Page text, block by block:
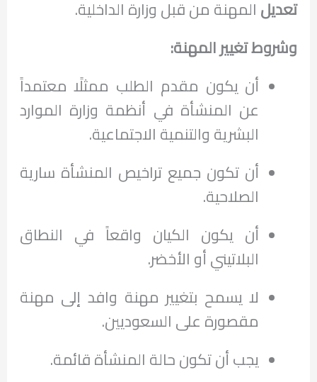
تعديل المهنة من قبل وزارة الداخلية.
وشروط تغيير المهنة:
أن يكون مقدم الطلب ممثلًا معتمداً
عن المنشأة في أنظمة وزارة الموارد
البشرية والتنمية الاجتماعية.
أن تكون جميع تراخيص المنشأة سارية
الصلاحية.
أن يكون الكيان واقعاً في النطاق
البلاتيني أو الأخضر.
لا يسمح بتغيير مهنة وافد إلى مهنة
مقصورة على السعوديين.
يجب أن تكون حالة المنشأة قائمة.